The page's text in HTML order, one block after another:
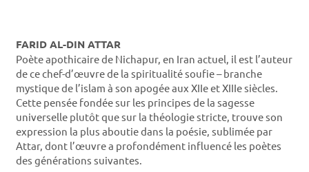
FARID AL-DIN ATTAR
Poète apothicaire de Nichapur, en Iran actuel, il est l’auteur
de ce chef-d’œuvre de la spiritualité soufie – branche
mystique de l’islam à son apogée aux XIIe et XIIIe siècles.
Cette pensée fondée sur les principes de la sagesse
universelle plutôt que sur la théologie stricte, trouve son
expression la plus aboutie dans la poésie, sublimée par
Attar, dont l’œuvre a profondément influencé les poètes
des générations suivantes.